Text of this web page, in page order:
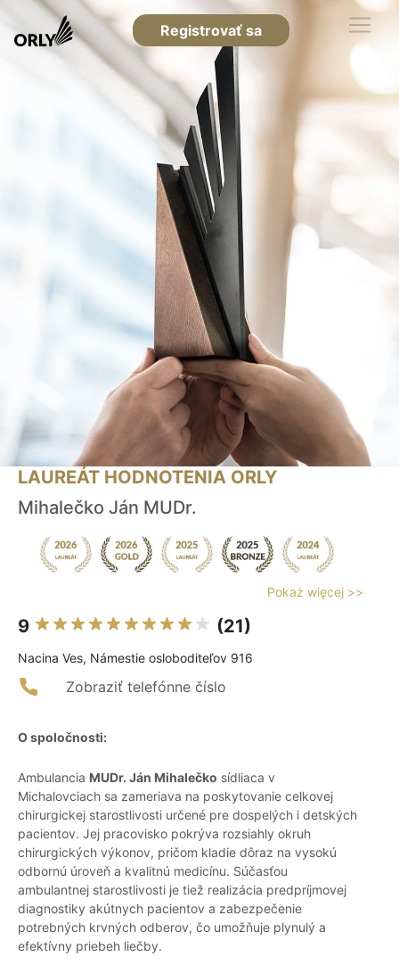
Registrovať sa
LAUREÁT HODNOTENIA ORLY
Mihalečko Ján MUDr.
Pokaż więcej >>
9 (21)
Nacina Ves, Námestie osloboditeľov 916
Zobraziť telefónne číslo
O spoločnosti:
Ambulancia MUDr. Ján Mihalečko sídliaca v
Michalovciach sa zameriava na poskytovanie celkovej
chirurgickej starostlivosti určené pre dospelých i detských
pacientov. Jej pracovisko pokrýva rozsiahly okruh
chirurgických výkonov, pričom kladie dôraz na vysokú
odbornú úroveň a kvalitnú medicínu. Súčasťou
ambulantnej starostlivosti je tiež realizácia predpríjmovej
diagnostiky akútnych pacientov a zabezpečenie
potrebných krvných odberov, čo umožňuje plynulý a
efektívny priebeh liečby.